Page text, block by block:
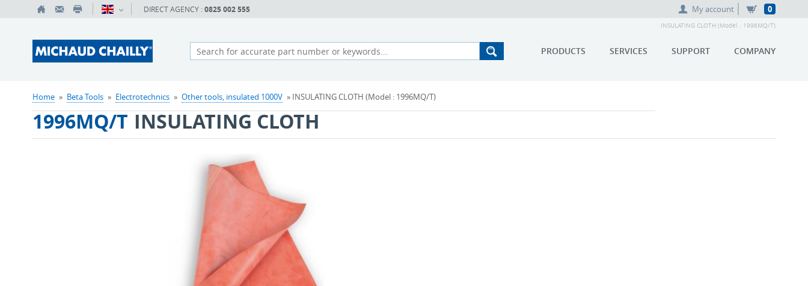
DIRECT AGENCY : 0825 002 555 My account 0
INSULATING CLOTH (Model : 1996MQ/T)
PRODUCTS SERVICES SUPPORT COMPANY
Home » Beta Tools » Electrotechnics » Other tools, insulated 1000V » INSULATING CLOTH (Model : 1996MQ/T)
1996MQ/T INSULATING CLOTH